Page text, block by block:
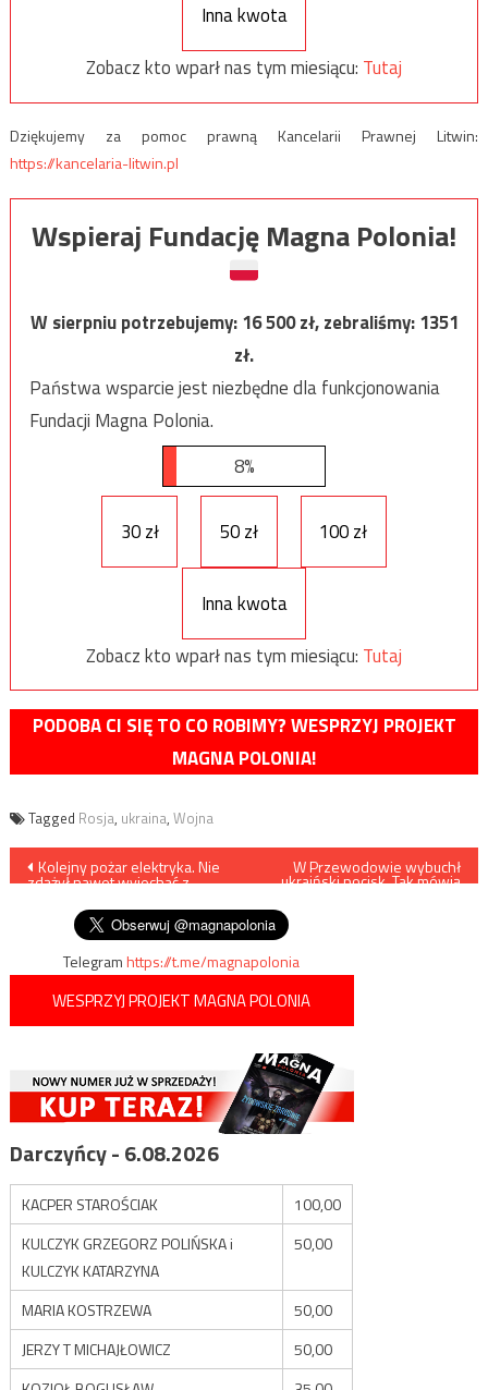
Inna kwota
Zobacz kto wparł nas tym miesiącu: Tutaj
Dziękujemy za pomoc prawną Kancelarii Prawnej Litwin:
https://kancelaria-litwin.pl
Wspieraj Fundację Magna Polonia!
W sierpniu potrzebujemy:16 500zł, zebraliśmy:1351
zł.
Państwa wsparcie jest niezbędne dla funkcjonowania
Fundacji Magna Polonia.
8%
30 zł 50 zł 100 zł
Inna kwota
Zobacz kto wparł nas tym miesiącu: Tutaj
PODOBA CI SIĘ TO CO ROBIMY? WESPRZYJ PROJEKT
MAGNA POLONIA!
Tagged Rosja, ukraina, Wojna
Nawigacja
wpisu
Kolejny pożar elektryka. Nie
zdążył nawet wyjechać z
W Przewodowie wybuchł
ukraiński pocisk. Tak mówią
Telegramhttps://t.me/magnapolonia
WESPRZYJ PROJEKT MAGNA POLONIA
Darczyńcy - 6.08.2026
KACPER STAROŚCIAK
100,00
KULCZYK GRZEGORZ POLIŃSKA i
KULCZYK KATARZYNA
50,00
MARIA KOSTRZEWA
50,00
JERZY T MICHAJŁOWICZ
50,00